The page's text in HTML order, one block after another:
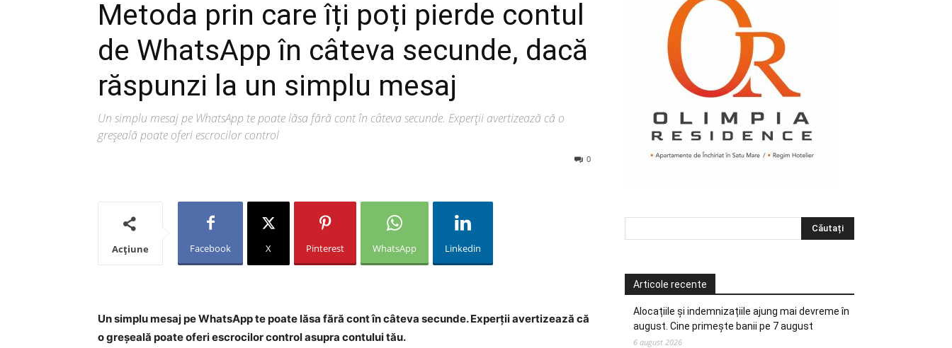
Metoda prin care îți poți pierde contul
de WhatsApp în câteva secunde, dacă
răspunzi la un simplu mesaj
Un simplu mesaj pe WhatsApp te poate lăsa fără cont în câteva secunde. Experții avertizează că o
greșeală poate oferi escrocilor control
0
Acțiune Facebook X Pinterest WhatsApp Linkedin
Un simplu mesaj pe WhatsApp te poate lăsa fără cont în câteva secunde. Experții avertizează că
o greșeală poate oferi escrocilor control asupra contului tău.
Articole recente
Alocațiile și indemnizațiile ajung mai devreme în
august. Cine primește banii pe 7 august
6 august 2026